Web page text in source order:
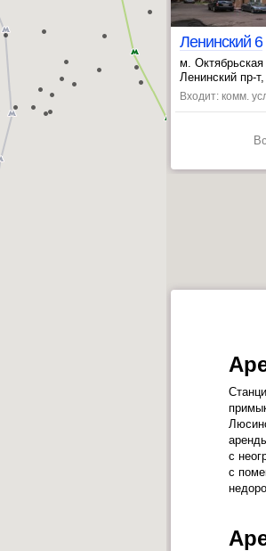
Ленинский 6
м.
, Полянка ~34
Ленинский пр-
Входит: комм.
с
с